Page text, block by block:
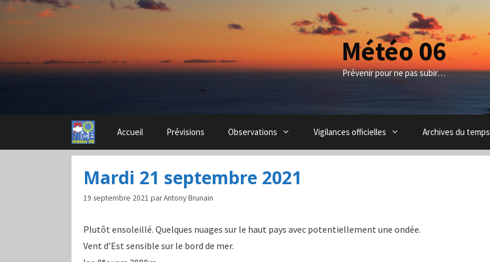
Aller
Météo 06
Prévenir pour ne pas subir…
Accueil Prévisions Observations Vigilances officielles Archives du temps
Mardi 21 septembre 2021
19 septembre 2021 parAntony Brunain
Plutôt ensoleillé. Quelques nuages sur le haut pays avec potentiellement une ondée.
Vent d’Est sensible sur le bord de mer.